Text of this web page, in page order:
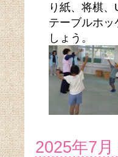
り紙、将棋
テーブルホ
しょう。
2025年7